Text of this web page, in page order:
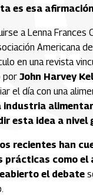
es esa
a Lenna Frances
Americana
en una revista
por John Harvey
el día con una
industria
esta idea a nivel
recientes han
prácticas como el
el debate